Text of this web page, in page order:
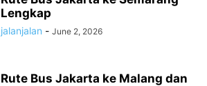
Lengkap
jalanjalan - June 2, 2026
Rute Bus Jakarta ke Malang dan